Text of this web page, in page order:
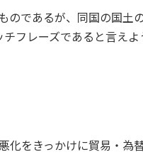
であるが、同国の国土
フレーズであると言えよ
をきっかけに貿易・為